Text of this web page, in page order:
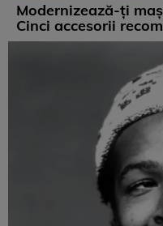
Modernizează-ți
Cinci accesorii